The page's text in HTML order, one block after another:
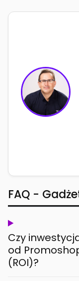
FAQ -
Czy
od
(ROI)?